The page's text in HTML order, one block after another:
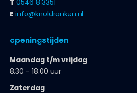
T 0546 813351
E info@knoldranken.nl
openingstijden
Maandag t/m vrijdag
8.30 – 18.00 uur
Zaterdag